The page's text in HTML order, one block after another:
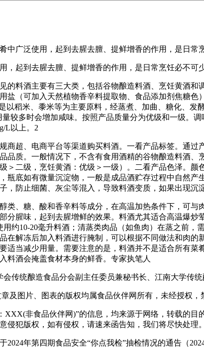
广泛使用，起到去腥去膻、提鲜增香的作用，是日常
起到去腥去膻、提鲜增香的作用，是日常烹饪必不可
料酒主要有三大类，包括谷物酿造料酒、烹饪黄酒和
盐（可加入天然植物香辛料提取物、食品添加剂焦糖
以稻米、黍米等为主要原料，经蒸煮、加曲、糖化、
较多时会增加咸味。按照产品质量分为优级和一级。
L以上。2
超、电商平台等渠道购买料酒。一看产品标签。通过
品质。一般情况下，不含有食用酒精的谷物酿造料酒
＞二级，烹饪黄酒：优级＞一级）。二看产品色泽。
瓶底如有微量沉淀物，一般是成品酒贮存过程中自然
，防止细菌、灰尘等混入，导致料酒变质，如果出现沉
、糖、酸和香辛料等成分，在高温加热条件下，可与
分腥味，起到去腥增鲜的效果。料酒尤其适合高温爆
约10-20毫升料酒；清蒸类肉品（如鱼肉）在蒸之前
在解冻后加入料酒进行腌制，可以根据不同做法和肉
适当减少用量。需要注意的是，料酒并不是适合所有
料酒会掩盖食材本身的鲜香。专家执笔人
统酿造食品分会副主任委员兼秘书长、江南大学传统
图片、图表的版权均属食品伙伴网所有，未经授权，
非食品伙伴网)”的信息，均来源于网络，转载的目
侵犯版权，如有侵权，请速来函告知，我们将尽快处理。
年第四期食品安全“你点我检”抽检情况的通告（2024